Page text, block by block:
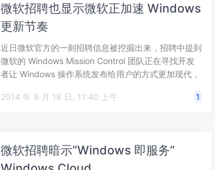
微软招聘也显示微软正加速 Windows
更新节奏
近日微软官方的一则招聘信息被挖掘出来，招聘中提到
微软的 Windows Mission Control 团队正在寻找开发
者让 Windows 操作系统发布给用户的方式更加现代，
2014 年 9 月 18 日, 11:40 上午
1
微软招聘暗示“Windows 即服务”